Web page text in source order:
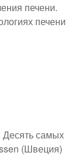
печени.
печени
самых
(Швеция)